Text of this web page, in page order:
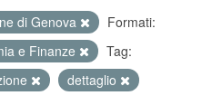
di Genova
Formati:
e Finanze
Tag:
dettaglio